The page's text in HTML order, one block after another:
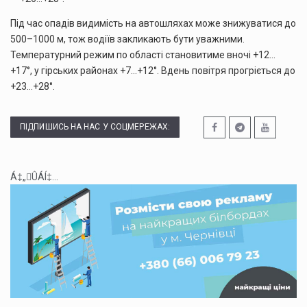
Під час опадів видимість на автошляхах може знижуватися до
500–1000 м, тож водіїв закликають бути уважними.
Температурний режим по області становитиме вночі +12…
+17°, у гірських районах +7…+12°. Вдень повітря прогріється до
+23…+28°.
ПІДПИШИСЬ НА НАС У СОЦМЕРЕЖАХ:
Á‡„ÛÁÍ‡...